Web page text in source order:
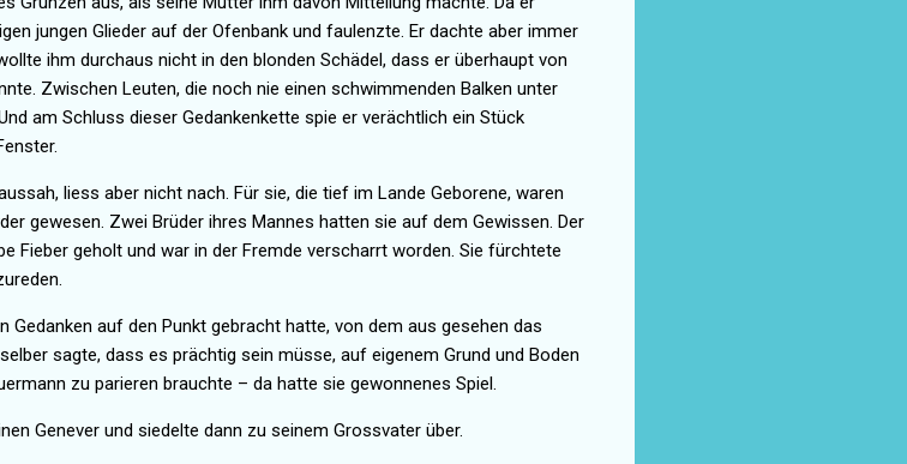
jungen Glieder auf der Ofenbank und faulenzte. Er dachte aber immer
ihm durchaus nicht in den blonden Schädel, dass er überhaupt von
Zwischen Leuten, die noch nie einen schwimmenden Balken unter
am Schluss dieser Gedankenkette spie er verächtlich ein Stück
liess aber nicht nach. Für sie, die tief im Lande Geborene, waren
gewesen. Zwei Brüder ihres Mannes hatten sie auf dem Gewissen. Der
Fieber geholt und war in der Fremde verscharrt worden. Sie fürchtete
Gedanken auf den Punkt gebracht hatte, von dem aus gesehen das
sagte, dass es prächtig sein müsse, auf eigenem Grund und Boden
zu parieren brauchte – da hatte sie gewonnenes Spiel.
Genever und siedelte dann zu seinem Grossvater über.